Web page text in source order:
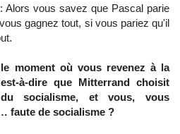
Alors vous savez que Pascal parie
gagnez tout, si vous pariez qu'il
moment où vous revenez à la
à-dire que Mitterrand choisit
socialisme, et vous, vous
faute de socialisme ?